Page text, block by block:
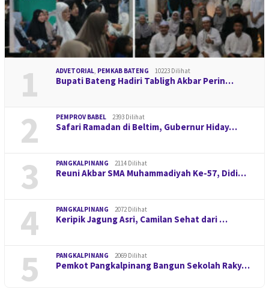
1 ADVETORIAL, PEMKAB BATENG 10223 Dilihat
Bupati Bateng Hadiri Tabligh Akbar Perin…
2 PEMPROV BABEL 2393 Dilihat
Safari Ramadan di Beltim, Gubernur Hiday…
3 PANGKALPINANG 2114 Dilihat
Reuni Akbar SMA Muhammadiyah Ke-57, Didi…
4 PANGKALPINANG 2072 Dilihat
Keripik Jagung Asri, Camilan Sehat dari …
5 PANGKALPINANG 2069 Dilihat
Pemkot Pangkalpinang Bangun Sekolah Raky…